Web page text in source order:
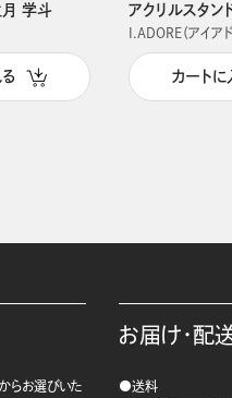
月 学斗 アクリルスタ
I.ADORE（アイアド
カートに
らお選びいた
お届け・配
●送料